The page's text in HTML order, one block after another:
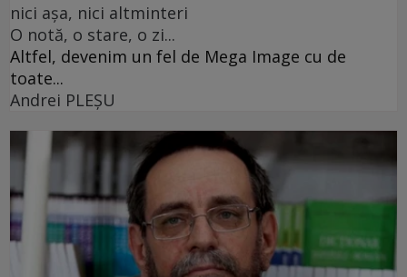
nici așa, nici altminteri
O notă, o stare, o zi...
Altfel, devenim un fel de Mega Image cu de
toate...
Andrei PLEŞU